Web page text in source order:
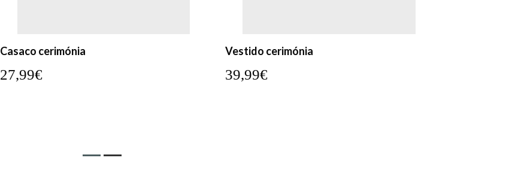
Vestido cerimónia
39,99€
Vestido cerimónia
45,99€